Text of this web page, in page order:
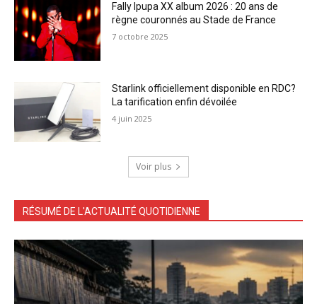
Fally Ipupa XX album 2026 : 20 ans de
règne couronnés au Stade de France
7 octobre 2025
Starlink officiellement disponible en RDC?
La tarification enfin dévoilée
4 juin 2025
Voir plus
RÉSUMÉ DE L'ACTUALITÉ QUOTIDIENNE